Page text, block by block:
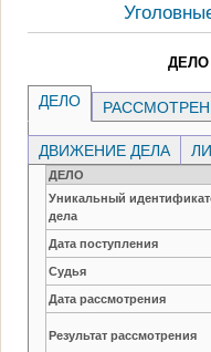
ДЕЛО
ДЕЛО
ДВИЖЕНИЕ ДЕЛА
ДЕЛО
Уникальный
дела
Дата поступления
Судья
Дата рассмотрения
Результат рассмотрения